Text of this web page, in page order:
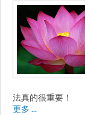
法真的很重要！
更多 ...